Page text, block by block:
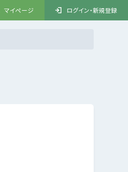
マイページ ログイン・新規登録